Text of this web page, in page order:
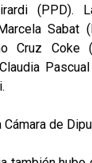
(PPD).
Sabat
Cruz Coke
Cámara de